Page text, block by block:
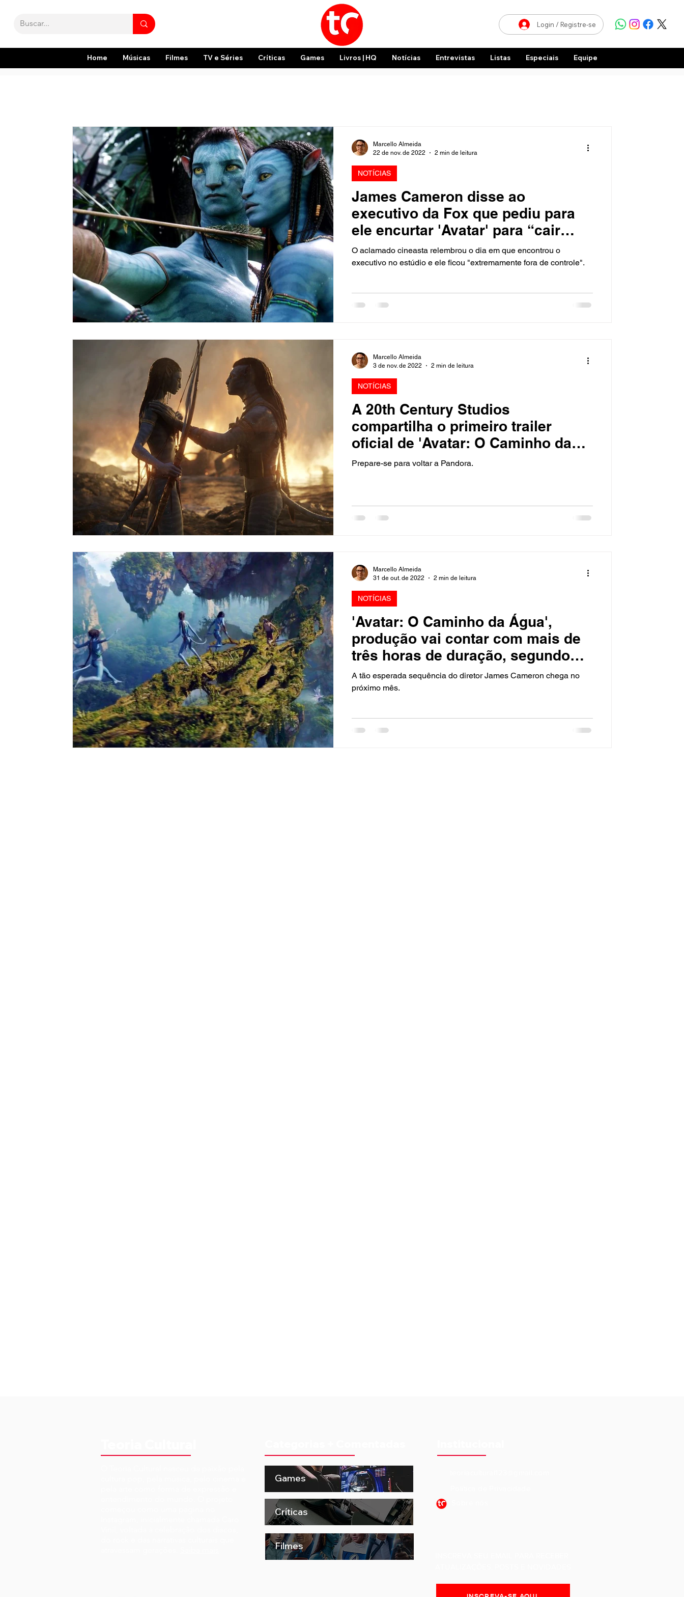
Login / Registre-se
Home Músicas Filmes TV e Séries Críticas Games Livros | HQ Notícias Entrevistas Listas Especiais Equipe
James Cameron disse ao
executivo da Fox que pediu para
ele encurtar 'Avatar' para “cair
fora”
O aclamado cineasta relembrou o dia em que encontrou o
executivo no estúdio e ele ficou "extremamente fora de controle".
NOTÍCIAS
Marcello Almeida
22 de nov. de 2022
2 min de leitura
A 20th Century Studios
compartilha o primeiro trailer
oficial de 'Avatar: O Caminho da
Água', veja
Prepare-se para voltar a Pandora.
NOTÍCIAS
Marcello Almeida
3 de nov. de 2022
2 min de leitura
'Avatar: O Caminho da Água',
produção vai contar com mais de
três horas de duração, segundo
relatos
A tão esperada sequência do diretor James Cameron chega no
próximo mês.
NOTÍCIAS
Marcello Almeida
31 de out. de 2022
2 min de leitura
Games
Críticas
Filmes